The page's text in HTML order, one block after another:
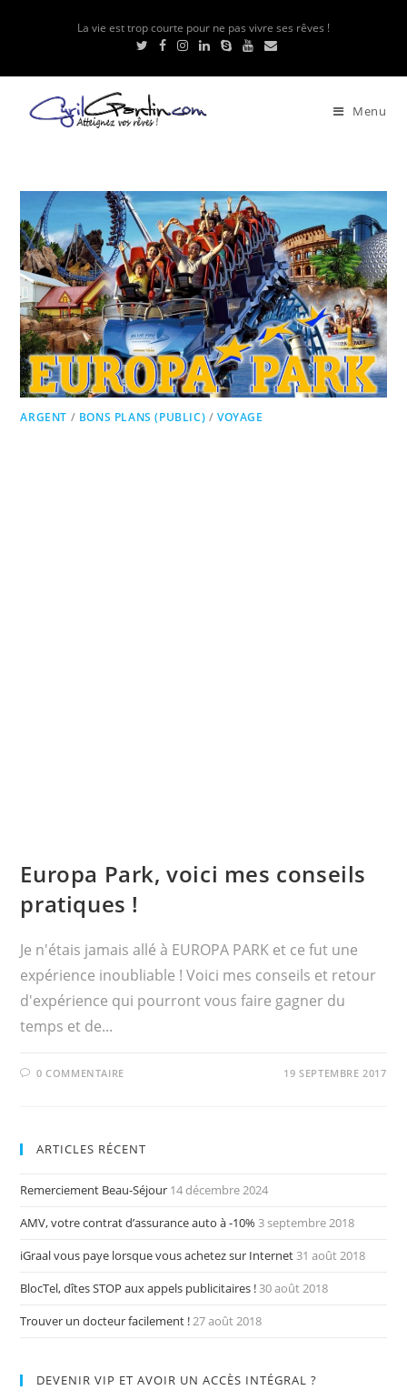
La vie est trop courte pour ne pas vivre ses rêves !
Menu
ARGENT / BONS PLANS (PUBLIC) /VOYAGE
Europa Park, voici mes conseils
pratiques !
Je n'étais jamais allé à EUROPA PARK et ce fut une
expérience inoubliable ! Voici mes conseils et retour
d'expérience qui pourront vous faire gagner du
temps et de...
0 COMMENTAIRE 19 SEPTEMBRE 2017
ARTICLES RÉCENT
Remerciement Beau-Séjour 14 décembre 2024
AMV, votre contrat d’assurance auto à -10% 3 septembre 2018
iGraal vous paye lorsque vous achetez sur Internet31 août 2018
BlocTel, dîtes STOP aux appels publicitaires !30 août 2018
Trouver un docteur facilement !27 août 2018
DEVENIR VIP ET AVOIR UN ACCÈS INTÉGRAL ?